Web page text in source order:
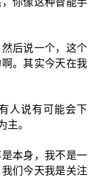
后说一个，这个
。其实今天在我
人说有可能会下
主。
本身，我不是一
们今天我是关注